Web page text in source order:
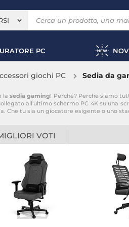
PC
giochi PC Sedia da
lasedia gaming! Perché? Perché siamo
all'ultimo schermo PC 4K su una
Che tu sia un giocatore esigente o uno
VOTI